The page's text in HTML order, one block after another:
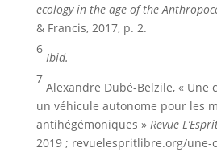
ecology in the age of the
& Francis, 2017, p. 2.
6
Ibid.
7
Alexandre Dubé-Belzile, « Une
un véhicule autonome pour les
antihégémoniques » Revue
2019 ; revuelespritlibre.org/